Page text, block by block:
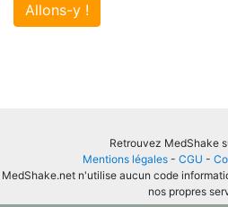
Allons-y !
Retrouvez MedShake
Mentions légales - CGU -
MedShake.net n'utilise aucun code
nos propres